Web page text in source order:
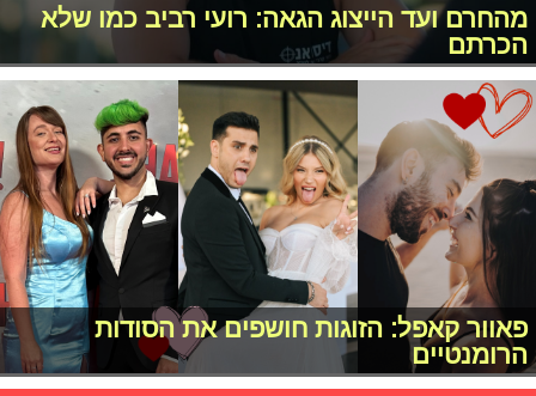
מהחרם ועד הייצוג הגאה: רועי רביב כמו שלא
הכרתם
פאוור קאפל: הזוגות חושפים את הסודות
הרומנטיים